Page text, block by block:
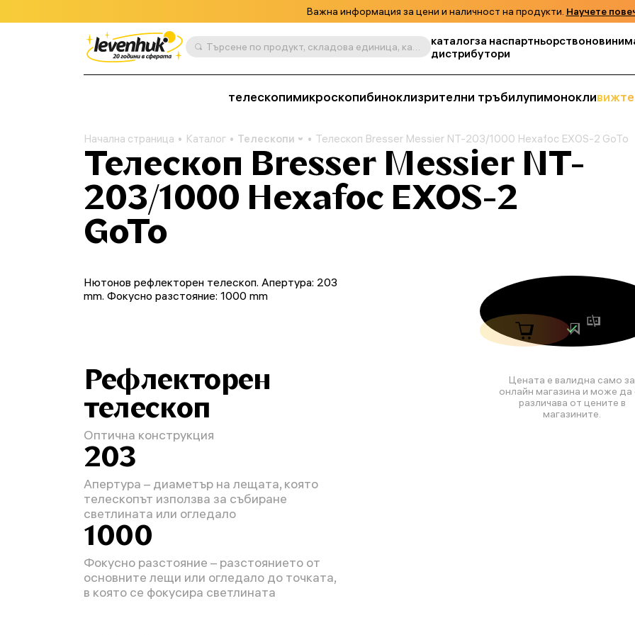
Важна информация за цени и наличност на продукти. Научете
Търсене по продукт, складова единица, категория и т.н. каталогза наспартньорствоновини
дистрибутори
телескопимикроскопибиноклизрителни тръбилупимонокли
Начална страница Каталог Телескопи Телескоп Bresser Messier NT-203/1000 Hexafoc EXOS-2 GoTo
Телескоп Bresser Messier NT-
203/1000 Hexafoc EXOS-2
GoTo
Цената е валидна само за
онлайн магазина и може да
различава от цените в
магазините.
Нютонов рефлекторен телескоп. Апертура: 203
mm. Фокусно разстояние: 1000 mm
Рефлекторен
телескоп
Оптична конструкция
203
Апертура – диаметър на лещата, която
телескопът използва за събиране
светлината или огледало
1000
Фокусно разстояние – разстоянието от
основните лещи или огледало до точката,
в която се фокусира светлината